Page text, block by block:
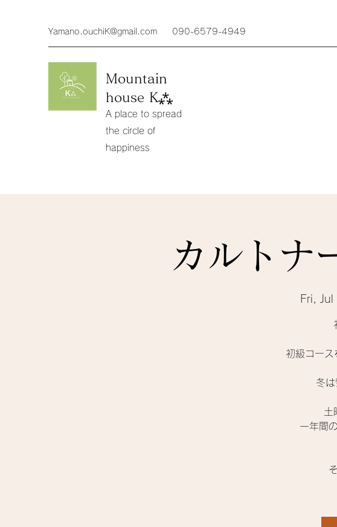
Yamano.ouchiK@gmail.com 090-6579-4949
Mountain
house K⁂
A place to spread
the circle of
happiness
カルト
Fri,
初級コー
冬
土
一年間